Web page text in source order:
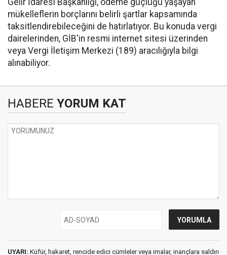
Gelir İdaresi Başkanlığı, ödeme güçlüğü yaşayan
mükelleflerin borçlarını belirli şartlar kapsamında
taksitlendirebileceğini de hatırlatıyor. Bu konuda vergi
dairelerinden, GİB'in resmi internet sitesi üzerinden
veya Vergi İletişim Merkezi (189) aracılığıyla bilgi
alınabiliyor.
HABERE YORUM KAT
UYARI: Küfür, hakaret, rencide edici cümleler veya imalar, inançlara saldırı